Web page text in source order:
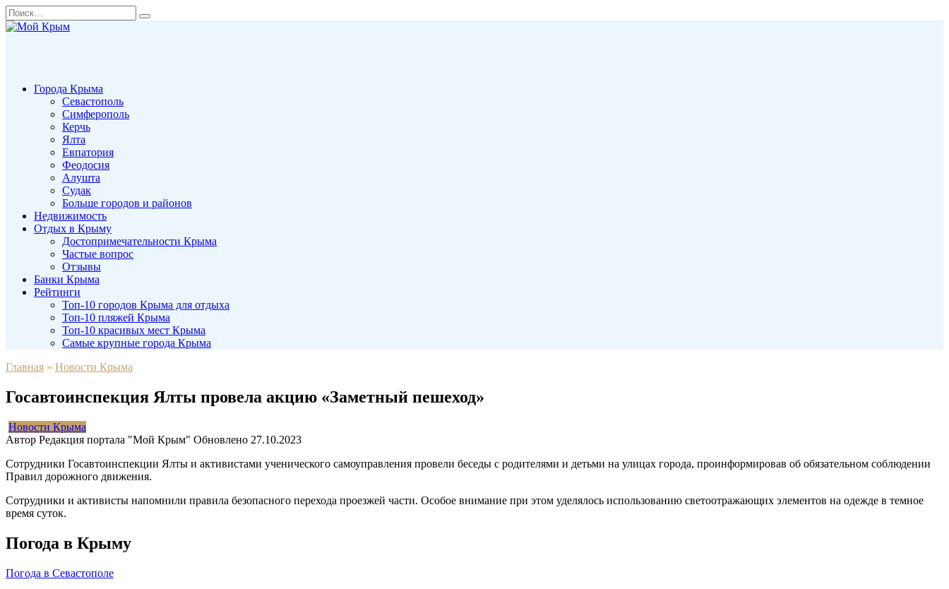
Перейти
к
содержанию
Search
for:
Города Крыма
Севастополь
Симферополь
Керчь
Ялта
Евпатория
Феодосия
Алушта
Судак
Больше городов и районов
Недвижимость
Отдых в Крыму
Достопримечательности Крыма
Частые вопрос
Отзывы
Банки Крыма
Рейтинги
Топ-10 городов Крыма для отдыха
Топ-10 пляжей Крыма
Топ-10 красивых мест Крыма
Самые крупные города Крыма
Главная » Новости Крыма
Госавтоинспекция Ялты провела акцию «Заметный пешеход»
Новости Крыма
Автор Редакция портала "Мой Крым" Обновлено 27.10.2023
Сотрудники Госавтоинспекции Ялты и активистами ученического самоуправления провели беседы с родителями и детьми на улицах города, проинформировав об обязательном соблюдении
Правил дорожного движения.
Сотрудники и активисты напомнили правила безопасного перехода проезжей части. Особое внимание при этом уделялось использованию светоотражающих элементов на одежде в темное
время суток.
Погода в Крыму
Погода в Севастополе